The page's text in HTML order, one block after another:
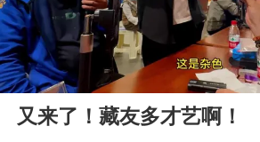
00:00
又来了！藏友多才艺啊！